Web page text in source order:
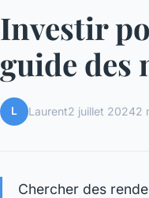
Investir
guide des
L Laurent2 juillet 20242
Chercher des